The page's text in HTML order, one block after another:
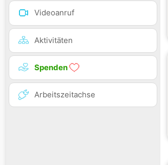
Videoanruf
Aktivitäten
Spenden
Arbeitszeitachse